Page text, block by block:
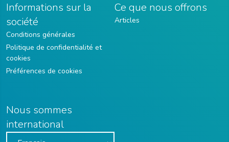
Informations sur la
société
Conditions générales
Politique de confidentialité et
cookies
Préférences de cookies
Ce que nous offrons
Articles
Nous sommes
international